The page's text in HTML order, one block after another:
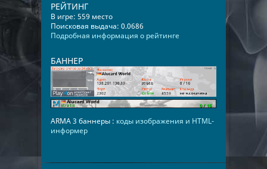
РЕЙТИНГ
В игре: 559 место
Поисковая выдача: 0.0686
Подробная информация о рейтинге
БАННЕР
ARMA 3 баннеры : коды изображения и HTML-
информер